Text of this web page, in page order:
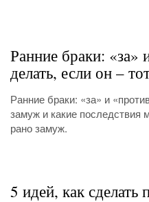
Ранние браки: «за»
делать, если он –
Ранние браки: «за» и
замуж и какие последствия
рано замуж.
5 идей, как